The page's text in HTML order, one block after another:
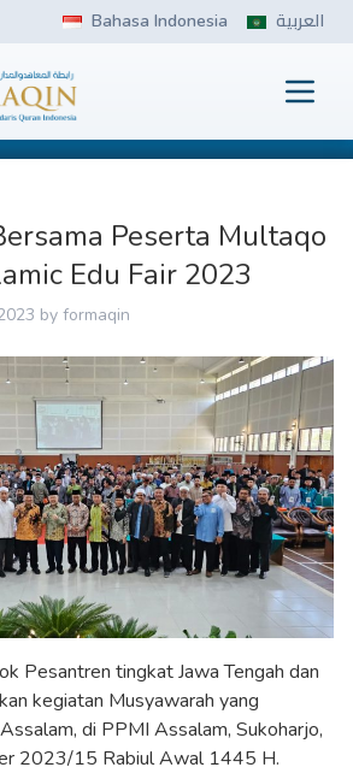
Bahasa Indonesia العربية
Peserta Multaqo
Edu Fair 2023
by formaqin
Pesantren tingkat Jawa Tengah dan
kegiatan Musyawarah yang
di PPMI Assalam, Sukoharjo,
2023/15 Rabiul Awal 1445 H.